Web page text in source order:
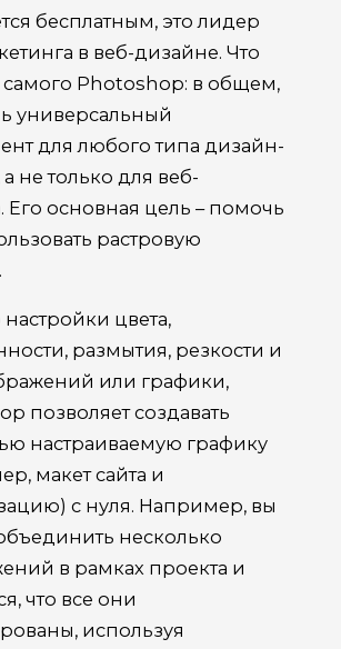
бесплатным, это лидер
в веб-дизайне. Что
самого Photoshop: в общем,
универсальный
для любого типа дизайн-
а не только для веб-
Его основная цель – помочь
растровую
цвета,
размытия, резкости и
или графики,
позволяет создавать
настраиваемую графику
макет сайта и
с нуля. Например, вы
несколько
в рамках проекта и
что все они
используя